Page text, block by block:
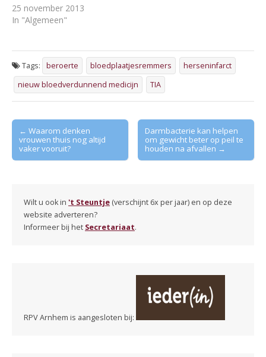
25 november 2013
In "Algemeen"
Tags: beroerte bloedplaatjesremmers
herseninfarct
nieuw bloedverdunnend medicijn
TIA
Post
navigation
← Waarom denken
vrouwen thuis nog altijd
vaker vooruit?
Darmbacterie kan helpen
om gewicht beter op peil te
houden na afvallen →
Wilt u ook in 't Steuntje (verschijnt 6x per jaar) en op deze
website adverteren?
Informeer bij het Secretariaat.
RPV Arnhem is aangesloten bij: